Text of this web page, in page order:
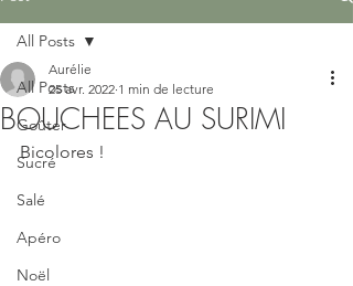
All Posts
Goûter
Sucré
Salé
Apéro
Noël
All Posts
BOUCHEES AU SURIMI
Aurélie
25 avr. 2022 1 min de lecture
Bicolores !